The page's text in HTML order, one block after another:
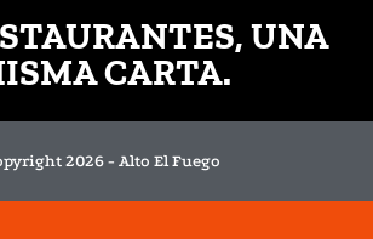
UNA
CARTA.
2026 - Alto El Fuego